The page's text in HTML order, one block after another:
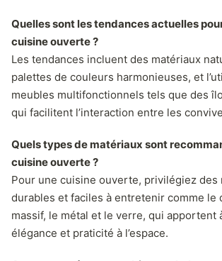
Quelles sont les tendances actuelles
cuisine ouverte ?
Les tendances incluent des matériaux
palettes de couleurs harmonieuses, et
meubles multifonctionnels tels que des
qui facilitent l’interaction entre les
Quels types de matériaux sont
cuisine ouverte ?
Pour une cuisine ouverte, privilégiez des
durables et faciles à entretenir comme le
massif, le métal et le verre, qui apportent
élégance et praticité à l’espace.